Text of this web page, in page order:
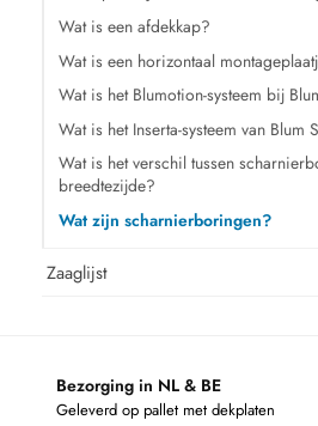
Wat is een afdekkap?
Wat is een horizontaal
Wat is het Blumotion-systeem bij
Wat is het Inserta-systeem van Blum
Wat is het verschil tussen
breedtezijde?
Wat zijn scharnierboringen?
Zaaglijst
Bezorging in NL & BE
Geleverd op pallet met dekplaten